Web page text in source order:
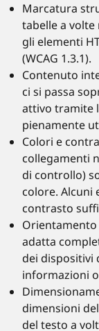
Marcatura
tabelle a
gli elementi
(WCAG 1.3.1).
Contenuto
ci si passa
attivo tramite
pienamente
Colori e
collegamenti
di controllo)
colore. Alcuni
contrasto
adatta
dei dispositivi
informazioni o
dimensioni
del testo a